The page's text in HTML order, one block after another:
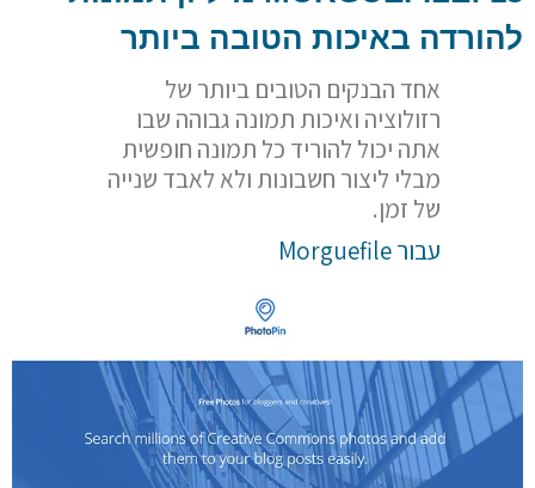
להורדה באיכות הטובה ביותר
אחד הבנקים הטובים ביותר של
רזולוציה ואיכות תמונה גבוהה שבו
אתה יכול להוריד כל תמונה חופשית
מבלי ליצור חשבונות ולא לאבד שנייה
של זמן.
עבור Morguefile